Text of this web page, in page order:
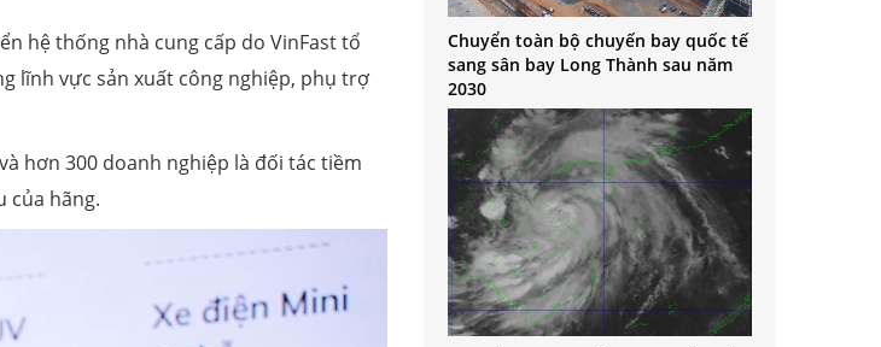
hệ thống nhà cung cấp do VinFast tổ
lĩnh vực sản xuất công nghiệp, phụ trợ
hơn 300 doanh nghiệp là đối tác tiềm
của hãng.
Chuyển toàn bộ chuyến bay quốc tế
sang sân bay Long Thành sau năm
2030